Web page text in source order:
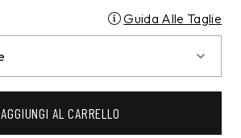
Guida Alle Taglie
AGGIUNGI AL CARRELLO